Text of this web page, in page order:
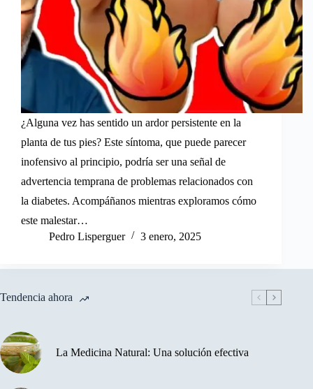
¿Alguna vez has sentido un ardor persistente en la
planta de tus pies? Este síntoma, que puede parecer
inofensivo al principio, podría ser una señal de
advertencia temprana de problemas relacionados con
la diabetes. Acompáñanos mientras exploramos cómo
este malestar…
Pedro Lisperguer
3 enero, 2025
Tendencia ahora
La Medicina Natural: Una solución efectiva